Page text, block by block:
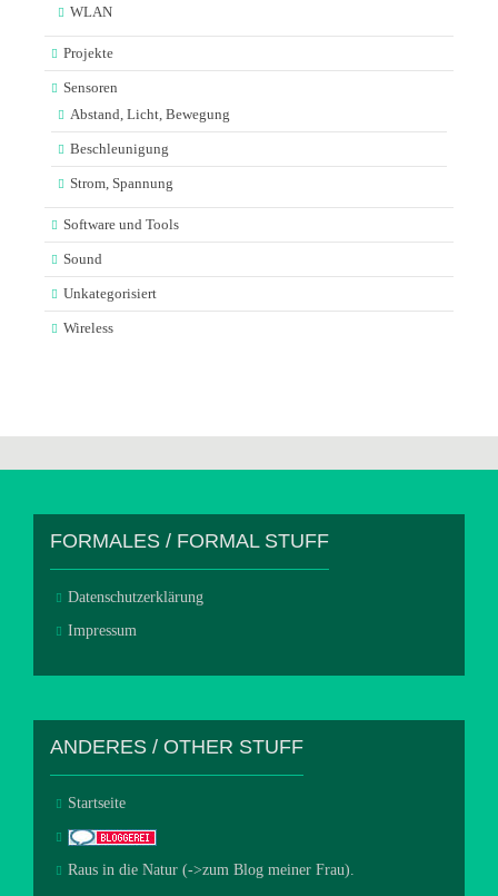
WLAN
Projekte
Sensoren
Abstand, Licht, Bewegung
Beschleunigung
Strom, Spannung
Software und Tools
Sound
Unkategorisiert
Wireless
FORMALES / FORMAL STUFF
Datenschutzerklärung
Impressum
ANDERES / OTHER STUFF
Startseite
Raus in die Natur (->zum Blog meiner Frau).